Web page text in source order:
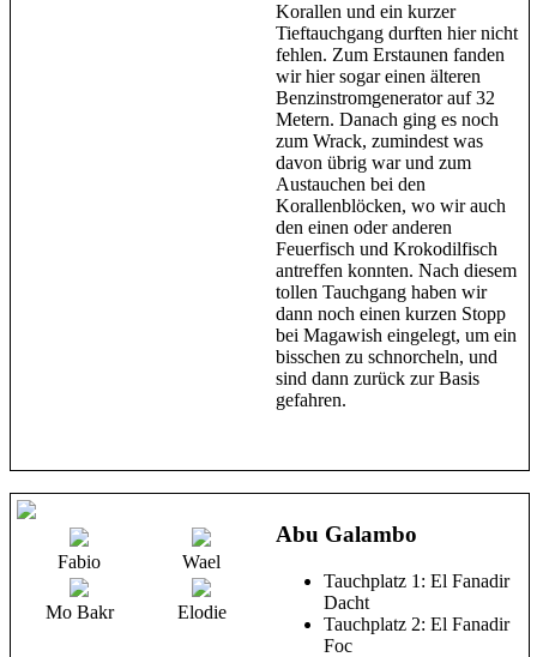
Korallen und ein kurzer
Tieftauchgang durften hier nicht
fehlen. Zum Erstaunen fanden
wir hier sogar einen älteren
Benzinstromgenerator auf 32
Metern. Danach ging es noch
zum Wrack, zumindest was
davon übrig war und zum
Austauchen bei den
Korallenblöcken, wo wir auch
den einen oder anderen
Feuerfisch und Krokodilfisch
antreffen konnten. Nach diesem
tollen Tauchgang haben wir
dann noch einen kurzen Stopp
bei Magawish eingelegt, um ein
bisschen zu schnorcheln, und
sind dann zurück zur Basis
gefahren.
Fabio Wael
Mo Bakr Elodie
Abu Galambo
Tauchplatz 1: El Fanadir
Dacht
Tauchplatz 2: El Fanadir
Foc